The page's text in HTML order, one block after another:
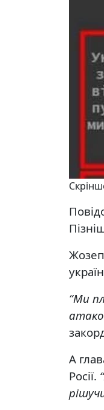
“Ми
А
Росії.